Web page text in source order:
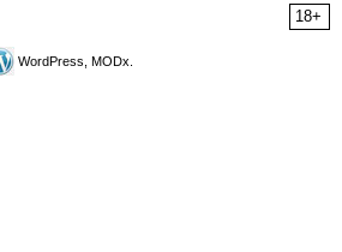
18+
WordPress, MODx.